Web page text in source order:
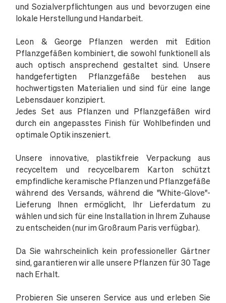
und Sozialverpflichtungen aus und bevorzugen eine
lokale Herstellung und Handarbeit.
Leon & George Pflanzen werden mit Edition
Pflanzgefäßen kombiniert, die sowohl funktionell als
auch optisch ansprechend gestaltet sind. Unsere
handgefertigten Pflanzgefäße bestehen aus
hochwertigsten Materialien und sind für eine lange
Lebensdauer konzipiert.
Jedes Set aus Pflanzen und Pflanzgefäßen wird
durch ein angepasstes Finish für Wohlbefinden und
optimale Optik inszeniert.
Unsere innovative, plastikfreie Verpackung aus
recyceltem und recycelbarem Karton schützt
empfindliche keramische Pflanzen und Pflanzgefäße
während des Versands, während die "White-Glove"-
Lieferung Ihnen ermöglicht, Ihr Lieferdatum zu
wählen und sich für eine Installation in Ihrem Zuhause
zu entscheiden (nur im Großraum Paris verfügbar).
Da Sie wahrscheinlich kein professioneller Gärtner
sind, garantieren wir alle unsere Pflanzen für 30 Tage
nach Erhalt.
Probieren Sie unseren Service aus und erleben Sie